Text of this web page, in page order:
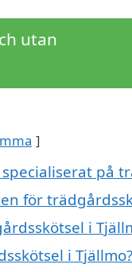
utan
på
för
i
i Tjällmo?